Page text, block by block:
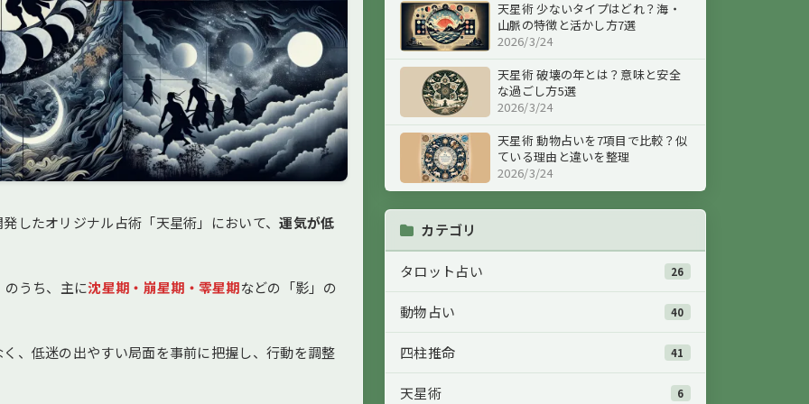
したオリジナル占術「天星術」において、運気が低
のうち、主に沈星期・崩星期・零星期などの「影」の
、低迷の出やすい局面を事前に把握し、行動を調整
天星術 少ないタイプはどれ？海・
山脈の特徴と活かし方7選
2026/3/24
天星術 破壊の年とは？意味と安全
な過ごし方5選
2026/3/24
天星術 動物占いを7項目で比較？似
ている理由と違いを整理
2026/3/24
カテゴリ
タロット占い 26
動物占い 40
四柱推命 41
天星術 6